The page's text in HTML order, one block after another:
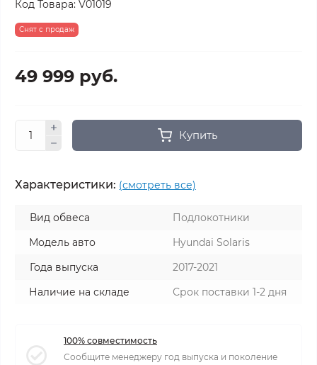
Код Товара: V01019
Снят с продаж
49 999 руб.
Купить
Характеристики: (смотреть все)
Вид обвеса
Подлокотники
Модель авто
Hyundai Solaris
Года выпуска
2017-2021
Наличие на складе
Срок поставки 1-2 дня
100% совместимость
Сообщите менеджеру год выпуска и поколение